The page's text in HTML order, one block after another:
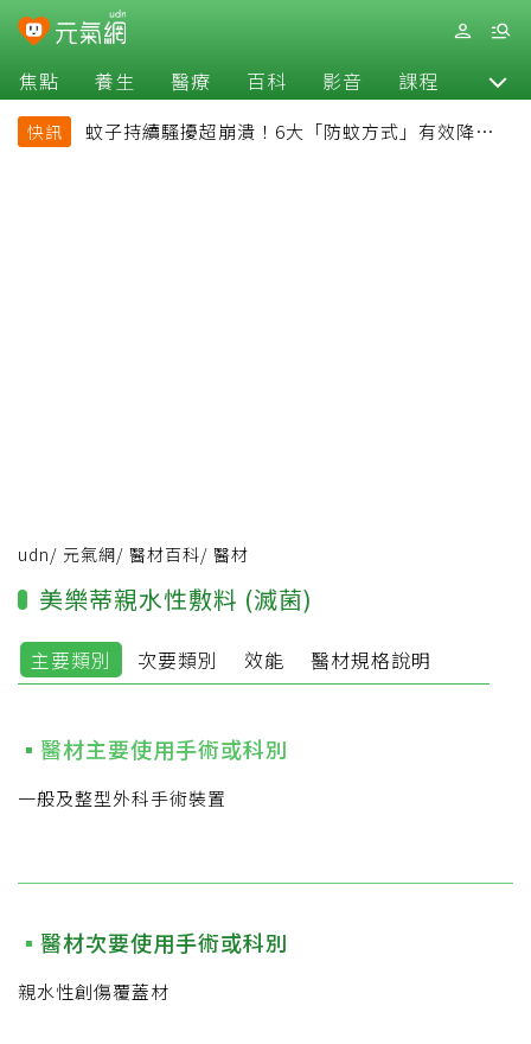
焦點 養生 醫療 百科 影音 課程 退休
快訊
蚊子持續騷擾超崩潰！6大「防蚊方式」有效降低被
udn/ 元氣網/ 醫材百科/ 醫材
美樂蒂親水性敷料 (滅菌)
主要類別 次要類別 效能 醫材規格說明
醫材主要使用手術或科別
一般及整型外科手術裝置
醫材次要使用手術或科別
親水性創傷覆蓋材